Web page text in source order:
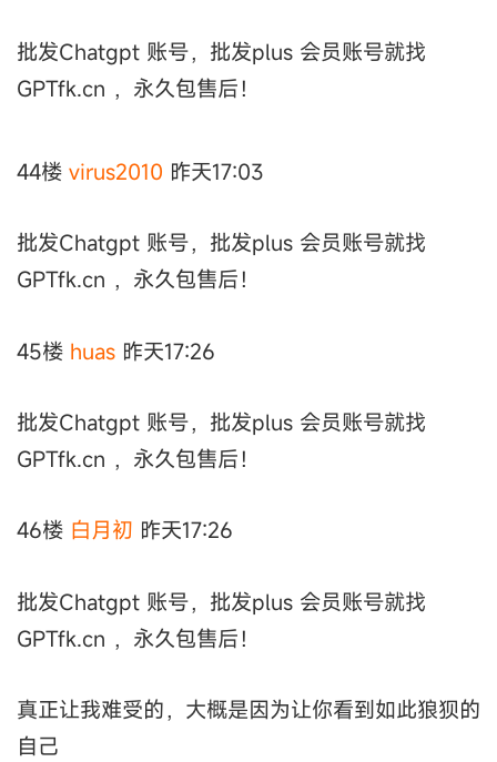
批发Chatgpt 账号，批发plus 会员账号就找
GPTfk.cn ，永久包售后！
44楼 virus2010 昨天17:03
批发Chatgpt 账号，批发plus 会员账号就找
GPTfk.cn ，永久包售后！
45楼 huas 昨天17:26
批发Chatgpt 账号，批发plus 会员账号就找
GPTfk.cn ，永久包售后！
46楼 白月初 昨天17:26
批发Chatgpt 账号，批发plus 会员账号就找
GPTfk.cn ，永久包售后！
真正让我难受的，大概是因为让你看到如此狼狈的
自己